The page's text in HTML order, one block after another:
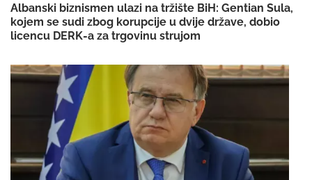
Albanski biznismen ulazi na tržište BiH: Gentian Sula,
kojem se sudi zbog korupcije u dvije države, dobio
licencu DERK-a za trgovinu strujom